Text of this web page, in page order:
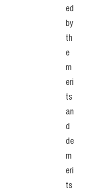
ed
by
th
e
m
eri
ts
an
d
de
m
eri
ts